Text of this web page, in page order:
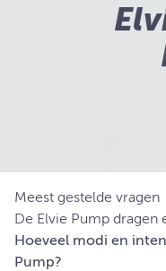
Meest gestelde vragen
De Elvie Pump dragen
Hoeveel modi en
Pump?